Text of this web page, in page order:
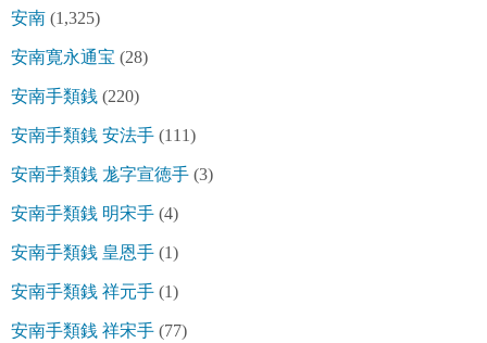
安南 (1,325)
安南寛永通宝 (28)
安南手類銭 (220)
安南手類銭 安法手 (111)
安南手類銭 尨字宣徳手 (3)
安南手類銭 明宋手 (4)
安南手類銭 皇恩手 (1)
安南手類銭 祥元手 (1)
安南手類銭 祥宋手 (77)